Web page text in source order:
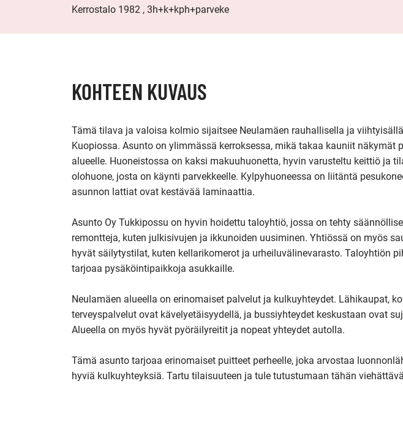
Kerrostalo 1982 , 3h+k+kph+parveke
KOHTEEN KUVAUS
Tämä tilava ja valoisa kolmio sijaitsee Neulamäen rauhallisella ja
Kuopiossa. Asunto on ylimmässä kerroksessa, mikä takaa kauniit näkymät
alueelle. Huoneistossa on kaksi makuuhuonetta, hyvin varusteltu keittiö ja
olohuone, josta on käynti parvekkeelle. Kylpyhuoneessa on liitäntä
asunnon lattiat ovat kestävää laminaattia.
Asunto Oy Tukkipossu on hyvin hoidettu taloyhtiö, jossa on tehty
remontteja, kuten julkisivujen ja ikkunoiden uusiminen. Yhtiössä on myös
hyvät säilytystilat, kuten kellarikomerot ja urheiluvälinevarasto. Taloyhtiön
tarjoaa pysäköintipaikkoja asukkaille.
Neulamäen alueella on erinomaiset palvelut ja kulkuyhteydet. Lähikaupat,
terveyspalvelut ovat kävelyetäisyydellä, ja bussiyhteydet keskustaan ovat
Alueella on myös hyvät pyöräilyreitit ja nopeat yhteydet autolla.
Tämä asunto tarjoaa erinomaiset puitteet perheelle, joka arvostaa
hyviä kulkuyhteyksiä. Tartu tilaisuuteen ja tule tutustumaan tähän